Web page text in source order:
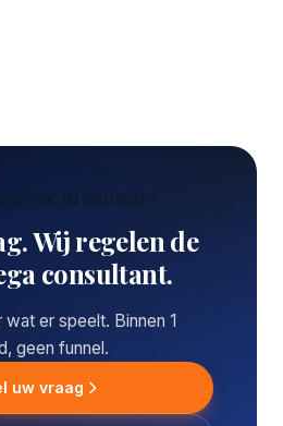
IN BRUGGE?
Wij regelen de
consultant.
er speelt. Binnen 1
geen funnel.
uw vraag